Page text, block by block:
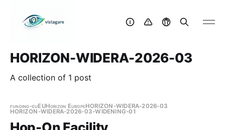
HORIZON-WIDERA-2026-03
A collection of 1 post
funding-euEUHorizon EuropeHORIZON-WIDERA-2026-03
HORIZON-WIDERA-2026-03-WIDENING-01